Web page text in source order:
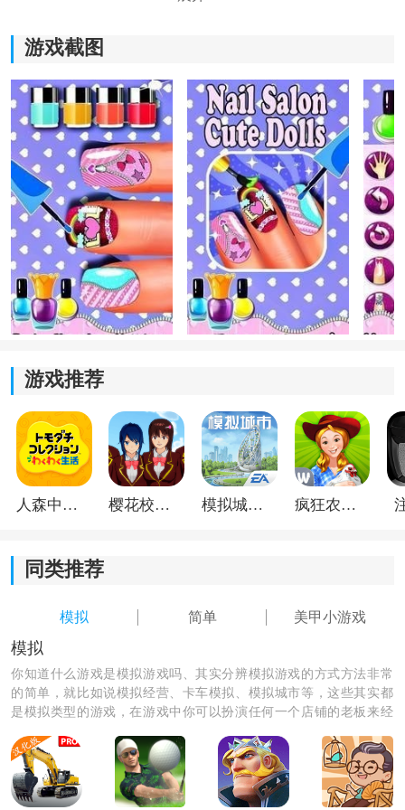
《美甲沙龙可爱娃娃》游戏亮点：
1.游戏中玩家可以随意的进行搭配，打造出属于自己专属
的造型。
2.每一款美甲都有自己独特的风格，还可以对指甲进行染
色。
3.玩家可以充分发挥自己的想象力，制造出完美的图案。
游戏截图
游戏推荐
人森中文版 樱花校园模拟器1.048.00中文版 模拟城市我是巿长联机版 疯狂农场3美国派19
同类推荐
模拟 简单 美甲小游戏
模拟
你知道什么游戏是模拟游戏吗、其实分辨模拟游戏的方式方法非常
的简单，就比如说模拟经营、卡车模拟、模拟城市等，这些其实都
是模拟类型的游戏，在游戏中你可以扮演任何一个店铺的老板来经